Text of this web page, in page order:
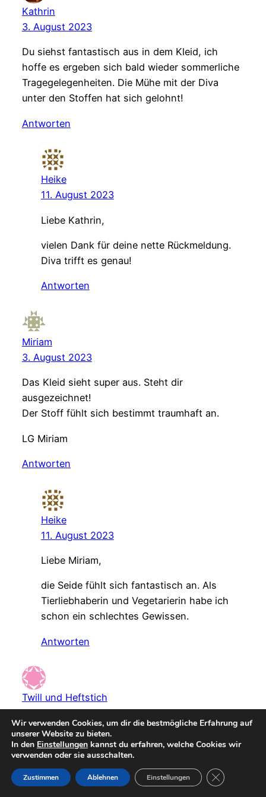
Kathrin
3. August 2023
Du siehst fantastisch aus in dem Kleid, ich
hoffe es ergeben sich bald wieder sommerliche
Tragegelegenheiten. Die Mühe mit der Diva
unter den Stoffen hat sich gelohnt!
Antworten
Heike
11. August 2023
Liebe Kathrin,
vielen Dank für deine nette Rückmeldung.
Diva trifft es genau!
Antworten
Miriam
3. August 2023
Das Kleid sieht super aus. Steht dir
ausgezeichnet!
Der Stoff fühlt sich bestimmt traumhaft an.
LG Miriam
Antworten
Heike
11. August 2023
Liebe Miriam,
die Seide fühlt sich fantastisch an. Als
Tierliebhaberin und Vegetarierin habe ich
schon ein schlechtes Gewissen.
Antworten
Twill und Heftstich
5. August 2023
Oh, wie schön! Ein Wickelkleid, und dann auch
noch aus Seide. Wunderschön. Bei Kibadoo
wäre mir der Schnitt nie aufgefallen, Deine
Umsetzung gefällt mir dagegen sehr. Und da Du
Wir verwenden Cookies, um dir die bestmögliche Erfahrung auf
unserer Website zu bieten.
In den Einstellungen kannst du erfahren, welche Cookies wir
verwenden oder sie ausschalten.
Zustimmen Ablehnen Einstellungen GDPR